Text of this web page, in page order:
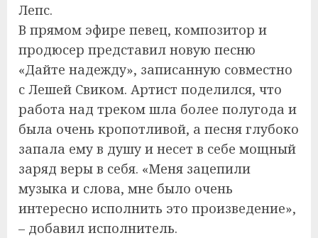
Лепс.
В прямом эфире певец, композитор и
продюсер представил новую песню
«Дайте надежду», записанную совместно
с Лешей Свиком. Артист поделился, что
работа над треком шла более полугода и
была очень кропотливой, а песня глубоко
запала ему в душу и несет в себе мощный
заряд веры в себя. «Меня зацепили
музыка и слова, мне было очень
интересно исполнить это произведение»,
– добавил исполнитель.